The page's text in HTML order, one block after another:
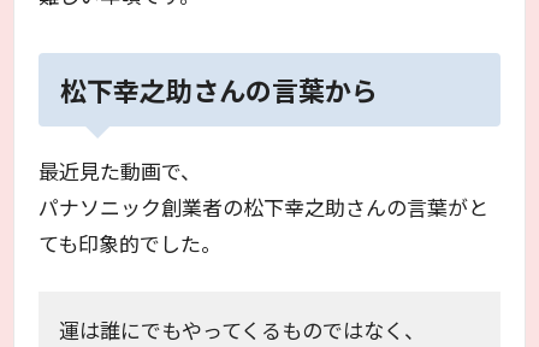
松下幸之助さんの言葉から
最近見た動画で、
パナソニック創業者の松下幸之助さんの言葉がと
ても印象的でした。
運は誰にでもやってくるものではなく、